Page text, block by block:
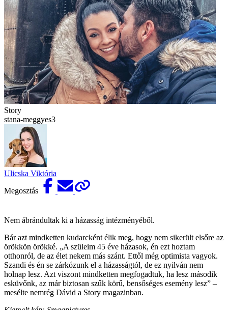
Story
stana-meggyes3
Ulicska Viktória
Megosztás
Nem ábrándultak ki a házasság intézményéből.
Bár azt mindketten kudarcként élik meg, hogy nem sikerült elsőre az
örökkön örökké. „A szüleim 45 éve házasok, én ezt hoztam
otthonról, de az élet nekem más szánt. Ettől még optimista vagyok.
Szandi és én se zárkózunk el a házasságtól, de ez nyilván nem
holnap lesz. Azt viszont mindketten megfogadtuk, ha lesz második
esküvőnk, az már biztosan szűk körű, bensőséges esemény lesz” –
mesélte nemrég Dávid a Story magazinban.